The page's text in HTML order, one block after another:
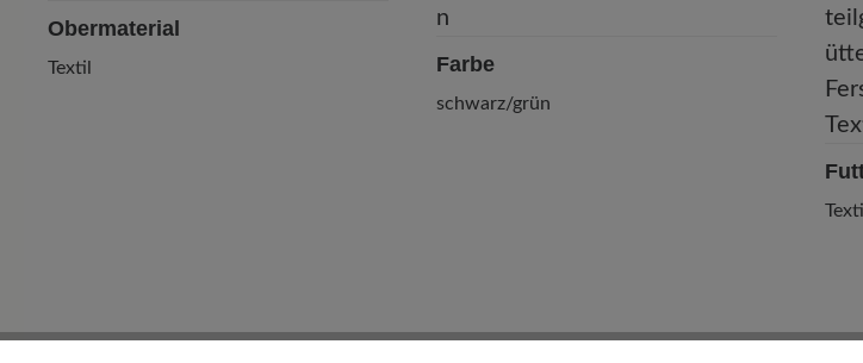
Obermaterial
Textil Farbe
schwarz/grün